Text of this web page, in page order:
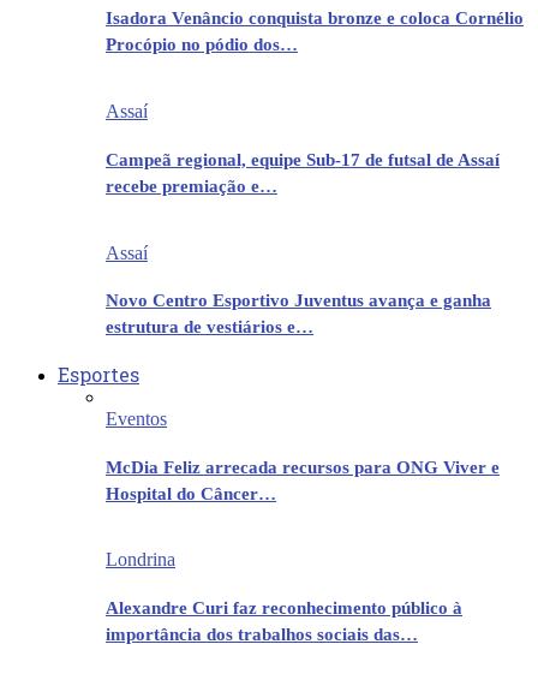
Isadora Venâncio conquista bronze e coloca Cornélio
Procópio no pódio dos…
Assaí
Campeã regional, equipe Sub-17 de futsal de Assaí
recebe premiação e…
Assaí
Novo Centro Esportivo Juventus avança e ganha
estrutura de vestiários e…
Esportes
Eventos
McDia Feliz arrecada recursos para ONG Viver e
Hospital do Câncer…
Londrina
Alexandre Curi faz reconhecimento público à
importância dos trabalhos sociais das…